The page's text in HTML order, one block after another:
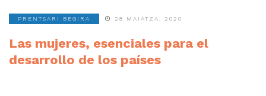
PRENTSARI BEGIRA 28 MAIATZA, 2020
Las mujeres, esenciales para el
desarrollo de los países